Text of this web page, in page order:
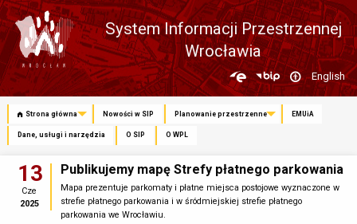
System Informacji Przestrzennej
Wrocławia
Zmień
język
English
Strona główna Nowości w SIP Planowanie przestrzenne EMUiA
Dane, usługi i narzędzia O SIP O WPL
13
Cze
2025
Publikujemy mapę Strefy płatnego parkowania
Mapa prezentuje parkomaty i płatne miejsca postojowe wyznaczone w
strefie płatnego parkowania i w śródmiejskiej strefie płatnego
parkowania we Wrocławiu.